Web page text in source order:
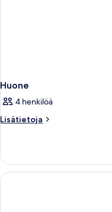
Huone
4 henkilöä
Lisätietoja
Lisätietoja